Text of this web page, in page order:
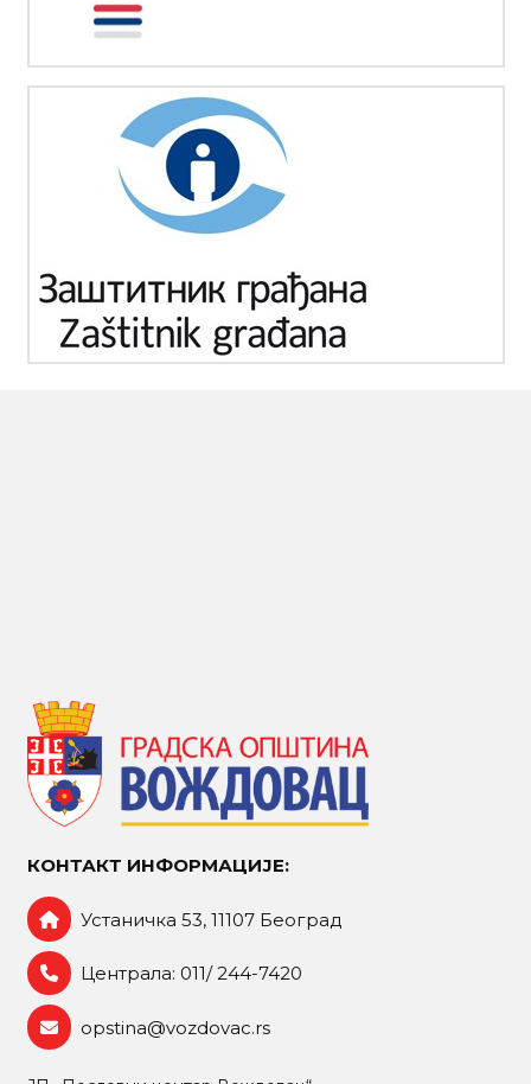
КОНТАКТ ИНФОРМАЦИЈЕ:
Устаничка 53, 11107 Београд
Централа: 011/ 244-7420
opstina@vozdovac.rs